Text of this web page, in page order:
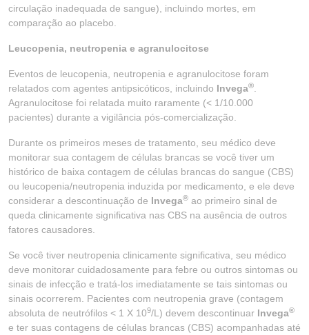
circulação inadequada de sangue), incluindo mortes, em
comparação ao placebo.
Leucopenia, neutropenia e agranulocitose
Eventos de leucopenia, neutropenia e agranulocitose foram
relatados com agentes antipsicóticos, incluindo Invega®
Agranulocitose foi relatada muito raramente (< 1/10.000
pacientes) durante a vigilância pós-comercialização.
Durante os primeiros meses de tratamento, seu médico deve
monitorar sua contagem de células brancas se você tiver um
histórico de baixa contagem de células brancas do sangue (CBS)
ou leucopenia/neutropenia induzida por medicamento, e ele deve
considerar a descontinuação de Invega® ao primeiro sinal de
queda clinicamente significativa nas CBS na ausência de outros
fatores causadores.
Se você tiver neutropenia clinicamente significativa, seu médico
deve monitorar cuidadosamente para febre ou outros sintomas ou
sinais de infecção e tratá-los imediatamente se tais sintomas ou
sinais ocorrerem. Pacientes com neutropenia grave (contagem
absoluta de neutrófilos < 1 X 109/L) devem descontinuar Invega®
e ter suas contagens de células brancas (CBS) acompanhadas até